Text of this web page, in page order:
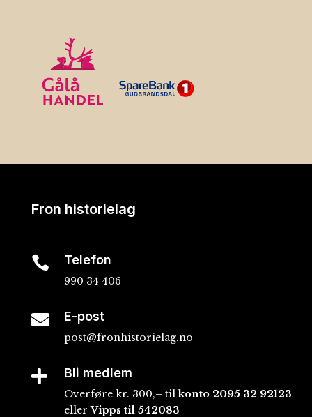
Fron historielag
 Telefon
990 34 406
 E-post
post@fronhistorielag.no
 Bli medlem
Overføre kr. 300,– tilkonto 2095 32 92123
ellerVipps til 542083